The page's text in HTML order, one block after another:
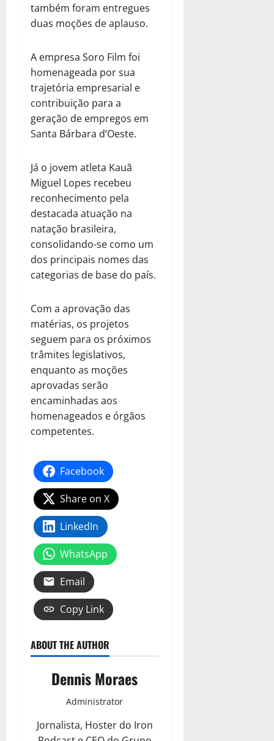
também foram entregues
duas moções de aplauso.
A empresa Soro Film foi
homenageada por sua
trajetória empresarial e
contribuição para a
geração de empregos em
Santa Bárbara d’Oeste.
Já o jovem atleta Kauã
Miguel Lopes recebeu
reconhecimento pela
destacada atuação na
natação brasileira,
consolidando-se como um
dos principais nomes das
categorias de base do país.
Com a aprovação das
matérias, os projetos
seguem para os próximos
trâmites legislativos,
enquanto as moções
aprovadas serão
encaminhadas aos
homenageados e órgãos
competentes.
Facebook
Share on X
LinkedIn
WhatsApp
Email
Copy Link
ABOUT THE AUTHOR
Dennis Moraes
Administrator
Jornalista, Hoster do Iron